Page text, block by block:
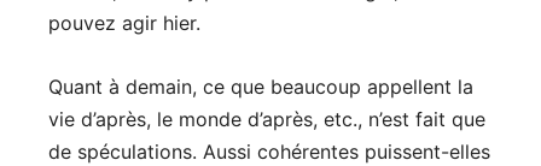
pouvez agir hier.
Quant à demain, ce que beaucoup appellent la
vie d’après, le monde d’après, etc., n’est fait que
de spéculations. Aussi cohérentes puissent-elles